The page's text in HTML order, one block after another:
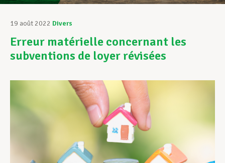
Assistance au Travail
Vos droits
Assistance en vie privée
Développement professionnel
19 août 2022 Divers
Erreur matérielle concernant les
subventions de loyer révisées